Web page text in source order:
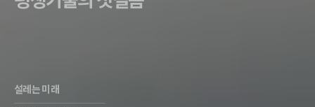
설레는 미래